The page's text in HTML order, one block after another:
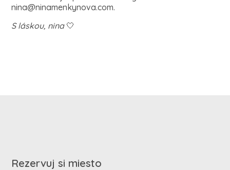
nina@ninamenkynova.com.
S láskou, nina🤍
Rezervuj si miesto